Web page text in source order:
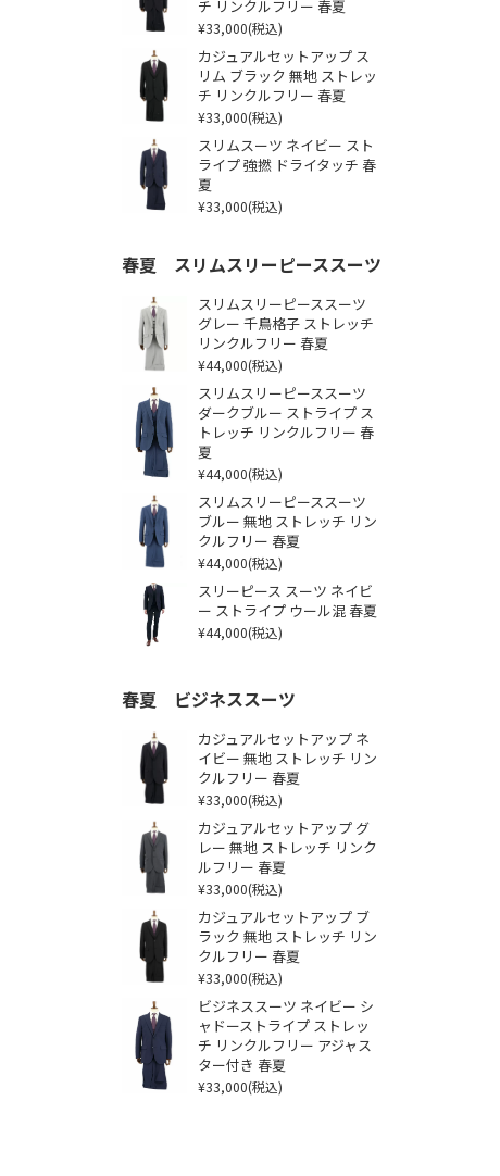
チ リンクルフリー 春夏
¥33,000(税込)
カジュアルセットアップ ス
リム ブラック 無地 ストレッ
チ リンクルフリー 春夏
¥33,000(税込)
スリムスーツ ネイビー スト
ライプ 強撚 ドライタッチ 春
夏
¥33,000(税込)
春夏 スリムスリーピーススーツ
スリムスリーピーススーツ
グレー 千鳥格子 ストレッチ
リンクルフリー 春夏
¥44,000(税込)
スリムスリーピーススーツ
ダークブルー ストライプ ス
トレッチ リンクルフリー 春
夏
¥44,000(税込)
スリムスリーピーススーツ
ブルー 無地 ストレッチ リン
クルフリー 春夏
¥44,000(税込)
スリーピース スーツ ネイビ
ー ストライプ ウール混 春夏
¥44,000(税込)
春夏 ビジネススーツ
カジュアルセットアップ ネ
イビー 無地 ストレッチ リン
クルフリー 春夏
¥33,000(税込)
カジュアルセットアップ グ
レー 無地 ストレッチ リンク
ルフリー 春夏
¥33,000(税込)
カジュアルセットアップ ブ
ラック 無地 ストレッチ リン
クルフリー 春夏
¥33,000(税込)
ビジネススーツ ネイビー シ
ャドーストライプ ストレッ
チ リンクルフリー アジャス
ター付き 春夏
¥33,000(税込)